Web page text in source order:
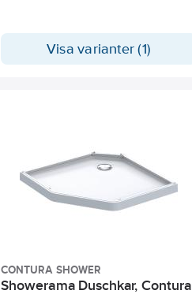
Visa varianter (1)
CONTURA SHOWER
Showerama Duschkar, Contura